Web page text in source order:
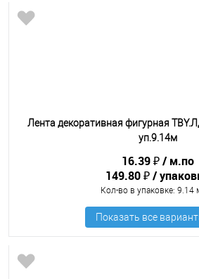
Лента декоративная фигурная
уп.9.14м
16.39 ₽
м.по
149.80 ₽
Кол-во в упаковке: 9.14